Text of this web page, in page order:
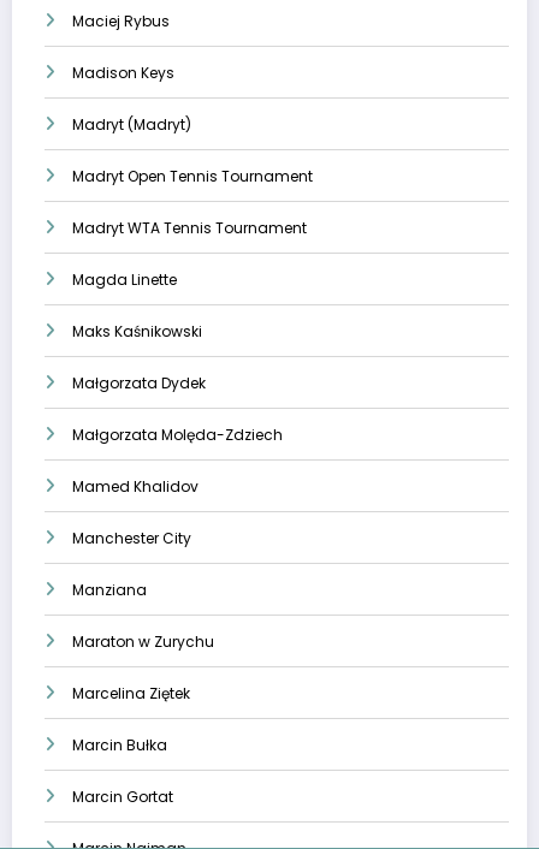
Maciej Rybus
Madison Keys
Madryt (Madryt)
Madryt Open Tennis Tournament
Madryt WTA Tennis Tournament
Magda Linette
Maks Kaśnikowski
Małgorzata Dydek
Małgorzata Molęda-Zdziech
Mamed Khalidov
Manchester City
Manziana
Maraton w Zurychu
Marcelina Ziętek
Marcin Bułka
Marcin Gortat